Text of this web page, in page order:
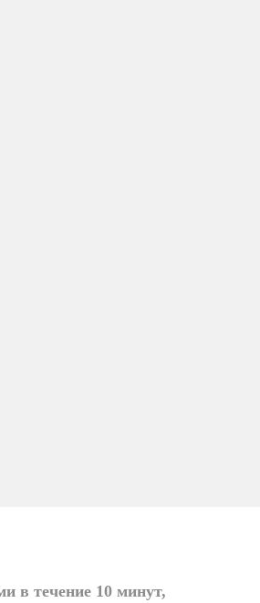
в течение 10 минут,